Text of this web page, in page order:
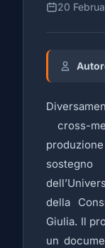
20
cross-
della
Giulia. Il
un